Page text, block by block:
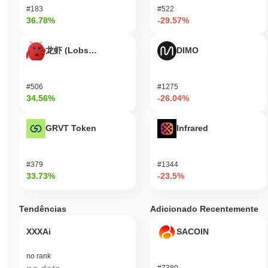
recentes e engajamentos da comunidade. Em setembro de 2023,
o projeto anunciou uma atualização significativa focada em
que reflete os esforços de desenvolvimento contínuos. Além
disso, Adrena tem participado ativamente de discussões de
vibrante e engajada. O projeto continua a manter sua presença
em várias plataformas de negociação, exibindo um volume de
Além disso, Adrena estabeleceu parcerias com várias aplicações
descentralizadas, aumentando sua utilidade dentro do
relevância contínua do Adrena no espaço das criptomoedas,
particularmente no contexto de seu setor-alvo.
Adrena é projetado para desenvolvedores e consumidores,
permitindo que eles construam e utilizem aplicações
descentralizadas de forma eficaz. Ele fornece um conjunto
facilitar o desenvolvimento e a integração em várias plataformas.
#183
36.78%
龙虾 (Lobster)
#506
34.56%
GRVT Token
#379
33.73%
#522
-29.57%
DIMO
#1275
-26.04%
Infrared
#1344
-23.5%
Tendências
XXXAi
no rank
Adicionado Recentemente
SACOIN